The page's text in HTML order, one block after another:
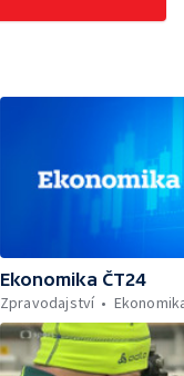
Ekonomika ČT24
Zpravodajství